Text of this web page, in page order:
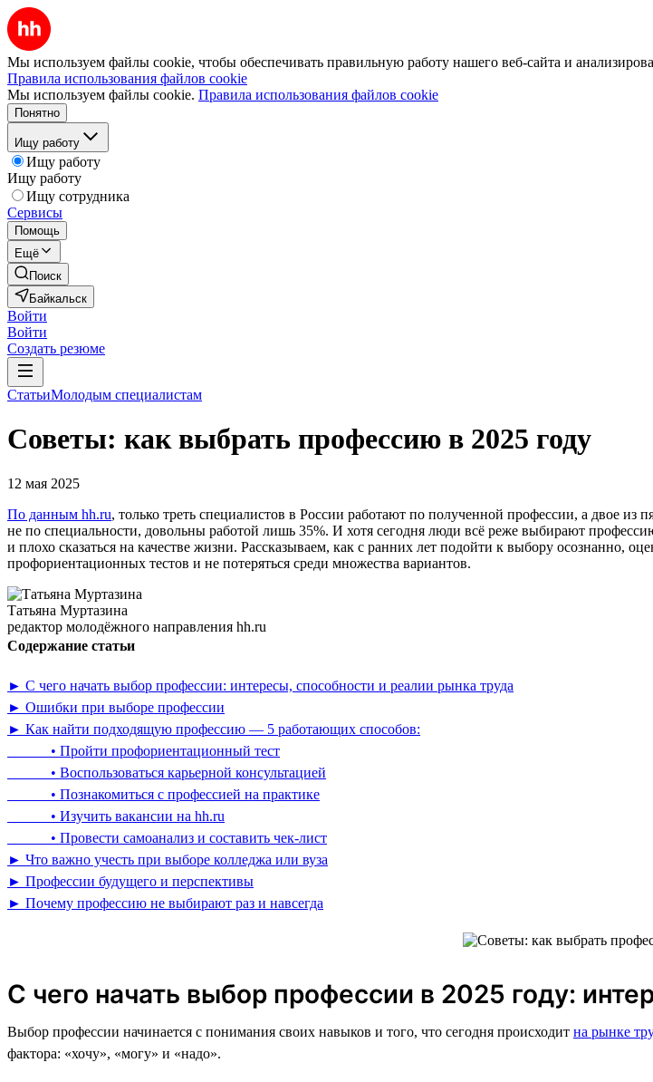
Мы используем файлы cookie, чтобы обеспечивать правильную работу нашего веб-сайта и
Правила использования файлов cookie
Мы используем файлы cookie. Правила использования файлов cookie
Понятно
Ищу работу
Ищу работу
Ищу работу
Ищу сотрудника
Сервисы
Помощь
Ещё
Поиск
Байкальск
Войти
Войти
Создать резюме
СтатьиМолодым специалистам
Советы: как выбрать профессию в 2025 году
12 мая 2025
По данным hh.ru, только треть специалистов в России работают по полученной профессии, а двое
не по специальности, довольны работой лишь 35%. И хотя сегодня люди всё реже выбирают
и плохо сказаться на качестве жизни. Рассказываем, как с ранних лет подойти к выбору осознанно,
профориентационных тестов и не потеряться среди множества вариантов.
Татьяна Муртазина
редактор молодёжного направления hh.ru
Содержание статьи
► С чего начать выбор профессии: интересы, способности и реалии рынка труда
► Ошибки при выборе профессии
► Как найти подходящую профессию — 5 работающих способов:
• Пройти профориентационный тест
• Воспользоваться карьерной консультацией
• Познакомиться с профессией на практике
• Изучить вакансии на hh.ru
• Провести самоанализ и составить чек-лист
► Что важно учесть при выборе колледжа или вуза
► Профессии будущего и перспективы
► Почему профессию не выбирают раз и навсегда
С чего начать выбор профессии в 2025 году:
Выбор профессии начинается с понимания своих навыков и того, что сегодня происходит на рынке
фактора: «хочу», «могу» и «надо».